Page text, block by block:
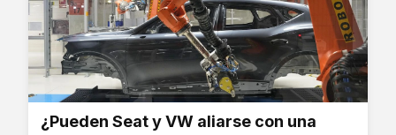
¿Pueden Seat y VW aliarse con una